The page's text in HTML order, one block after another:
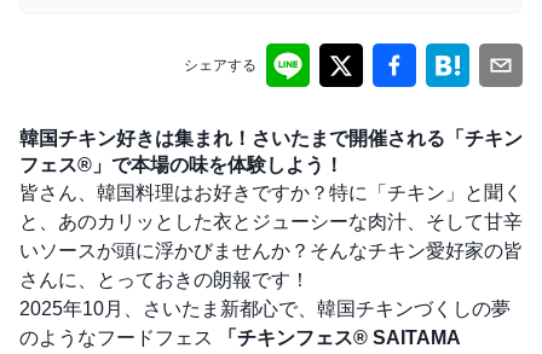
シェアする
韓国チキン好きは集まれ！さいたまで開催される「チキン
フェス®」で本場の味を体験しよう！
皆さん、韓国料理はお好きですか？特に「チキン」と聞く
と、あのカリッとした衣とジューシーな肉汁、そして甘辛
いソースが頭に浮かびませんか？そんなチキン愛好家の皆
さんに、とっておきの朗報です！
2025年10月、さいたま新都心で、韓国チキンづくしの夢
のようなフードフェス
「チキンフェス® SAITAMA